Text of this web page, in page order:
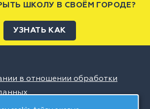
ШКОЛУ В СВОЁМ ГОРОДЕ?
УЗНАТЬ КАК
в отношении обработки